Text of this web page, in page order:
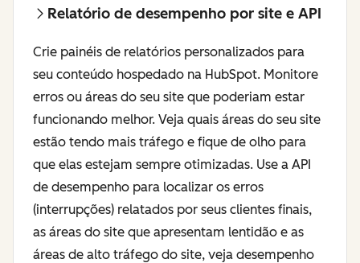
Relatório de desempenho por site e API
Crie painéis de relatórios personalizados para
seu conteúdo hospedado na HubSpot. Monitore
erros ou áreas do seu site que poderiam estar
funcionando melhor. Veja quais áreas do seu site
estão tendo mais tráfego e fique de olho para
que elas estejam sempre otimizadas. Use a API
de desempenho para localizar os erros
(interrupções) relatados por seus clientes finais,
as áreas do site que apresentam lentidão e as
áreas de alto tráfego do site, veja desempenho